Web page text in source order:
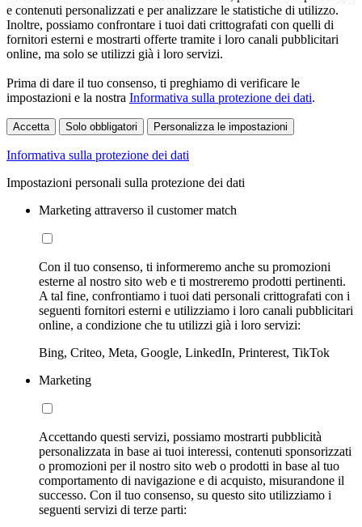
e contenuti personalizzati e per analizzare le statistiche di utilizzo.
Inoltre, possiamo confrontare i tuoi dati crittografati con quelli di
fornitori esterni e mostrarti offerte tramite i loro canali pubblicitari
online, ma solo se utilizzi già i loro servizi.
Prima di dare il tuo consenso, ti preghiamo di verificare le
impostazioni e la nostra Informativa sulla protezione dei dati.
Accetta Solo obbligatori Personalizza le impostazioni
Informativa sulla protezione dei dati
Impostazioni personali sulla protezione dei dati
Marketing attraverso il customer match
Con il tuo consenso, ti informeremo anche su promozioni
esterne al nostro sito web e ti mostreremo prodotti pertinenti.
A tal fine, confrontiamo i tuoi dati personali crittografati con i
seguenti fornitori esterni e utilizziamo i loro canali pubblicitari
online, a condizione che tu utilizzi già i loro servizi:
Bing, Criteo, Meta, Google, LinkedIn, Printerest, TikTok
Marketing
Accettando questi servizi, possiamo mostrarti pubblicità
personalizzata in base ai tuoi interessi, contenuti sponsorizzati
o promozioni per il nostro sito web o prodotti in base al tuo
comportamento di navigazione e di acquisto, misurandone il
successo. Con il tuo consenso, su questo sito utilizziamo i
seguenti servizi di terze parti: